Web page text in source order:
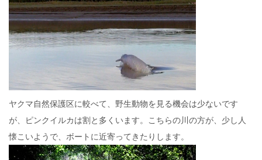
ヤクマ自然保護区に較べて、野生動物を見る機会は少ないです
が、ピンクイルカは割と多くいます。こちらの川の方が、少し人
懐こいようで、ボートに近寄ってきたりします。